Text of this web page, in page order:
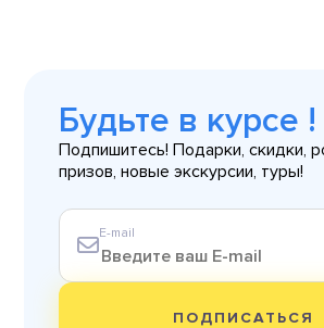
Будьте в курсе !
Подпишитесь! Подарки, скидки,
призов, новые экскурсии, туры!
E-mail
ПОДПИСАТЬСЯ